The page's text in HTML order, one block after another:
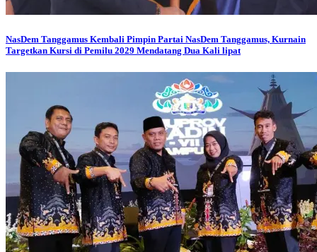
NasDem Tanggamus Kembali Pimpin Partai NasDem Tanggamus, Kurnain
Targetkan Kursi di Pemilu 2029 Mendatang Dua Kali lipat